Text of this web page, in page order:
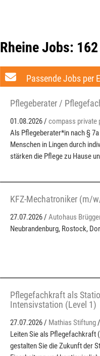
Rheine Jobs:
Passende Jobs per
Pflegeberater /
01.08.2026 / compass private
Als Pflegeberater*in nach §
Menschen in Lingen durch
stärken die Pflege zu Hause
KFZ-Mechatroniker (m/
27.07.2026 / Autohaus
Neubrandenburg, Rostock,
Pflegefachkraft als
Intensivstation (Level 1)
27.07.2026 / Mathias Stiftung
Leiten Sie als Pflegefachkraft
gestalten Sie die Zukunft der